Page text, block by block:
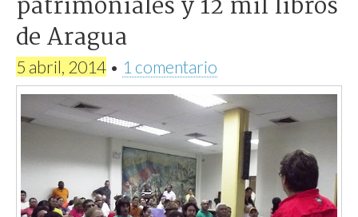
de Aragua
5 abril, 2014 • 1 comentario